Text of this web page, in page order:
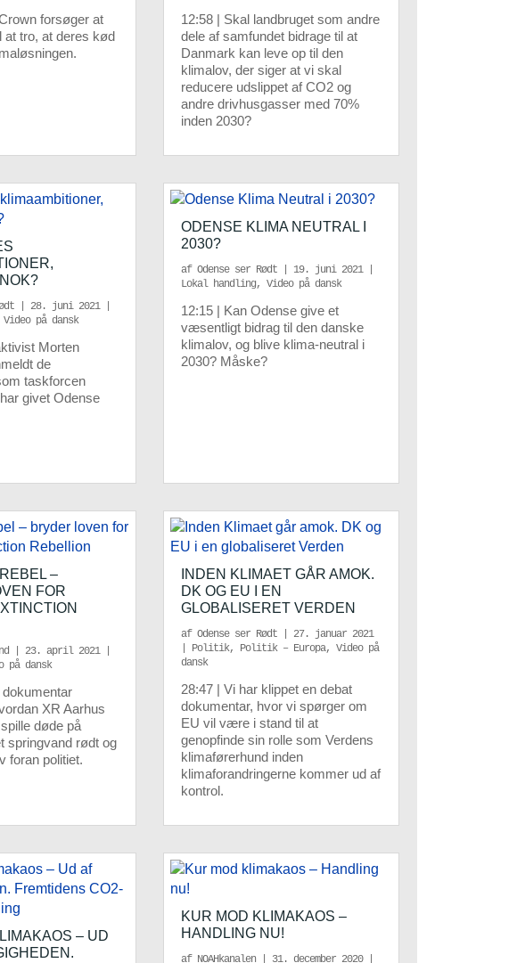
forsøger at
at tro, at deres kød
12:58 | Skal landbruget som andre
dele af samfundet bidrage til at
Danmark kan leve op til den
klimalov, der siger at vi skal
reducere udslippet af CO2 og
andre drivhusgasser med 70%
inden 2030?
| 28. juni 2021|
Video på dansk
Morten
de
taskforcen
givet Odense
ODENSE KLIMA NEUTRAL I
2030?
afOdense ser Rødt 19. juni 2021|
Lokal handling,Video på dansk
12:15 | Kan Odense give et
væsentligt bidrag til den danske
klimalov, og blive klima-neutral i
2030? Måske?
–
FOR
| 23. april 2021|
på dansk
XR Aarhus
døde på
springvand rødt og
foran politiet.
INDEN KLIMAET GÅR AMOK.
DK OG EU I EN
GLOBALISERET VERDEN
afOdense ser Rødt
27. januar 2021
Politik, Politik – Europa,Video på
dansk
28:47 | Vi har klippet en debat
dokumentar, hvor vi spørger om
EU vil være i stand til at
genopfinde sin rolle som Verdens
klimaførerhund inden
klimaforandringerne kommer ud af
kontrol.
– UD
KUR MOD KLIMAKAOS –
HANDLING NU!
af NOAHkanalen 31. december 2020|